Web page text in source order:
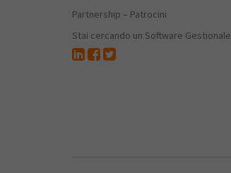
Partnership – Patrocini
Stai cercando un Software Gestionale